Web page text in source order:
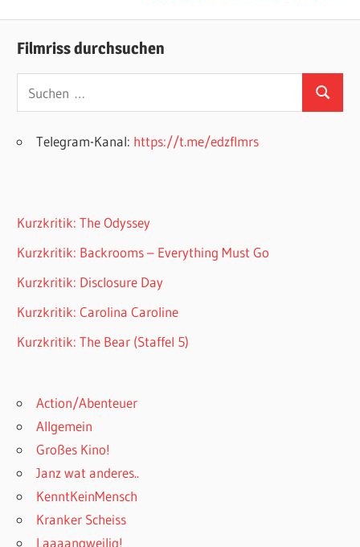
Filmriss durchsuchen
nach:
Suchen
Telegram-Kanal: https://t.me/edzflmrs
Kurzkritik: The Odyssey
Kurzkritik: Backrooms – Everything Must Go
Kurzkritik: Disclosure Day
Kurzkritik: Carolina Caroline
Kurzkritik: The Bear (Staffel 5)
Action/Abenteuer
Allgemein
Großes Kino!
Janz wat anderes..
KenntKeinMensch
Kranker Scheiss
Laaaangweilig!